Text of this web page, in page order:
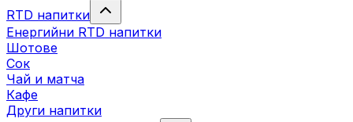
RTD напитки
Енергийни RTD напитки
Шотове
Сок
Чай и матча
Кафе
Други напитки